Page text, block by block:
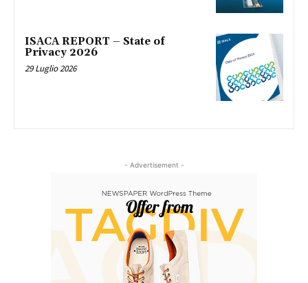
ISACA REPORT – State of
Privacy 2026
29 Luglio 2026
- Advertisement -